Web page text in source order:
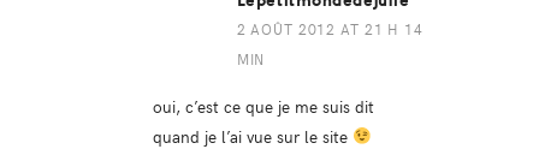
2 AOÛT 2012 AT 21 H 14
MIN
oui, c’est ce que je me suis dit
quand je l’ai vue sur le site